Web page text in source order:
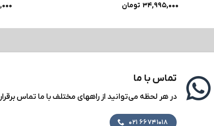
نمره۳
۳۴,۹۹۵,۰۰۰ تومان
تماس با ما
در هر لحظه می‌توانید از راههای مختلف با ما تماس
۶۶۷۴۱۰۱۸ ۰۲۱